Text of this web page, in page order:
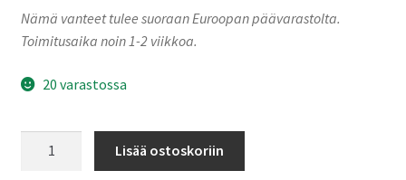
Nämä vanteet tulee suoraan Euroopan päävarastolta.
Toimitusaika noin 1-2 viikkoa.
20 varastossa
Lisää ostoskoriin